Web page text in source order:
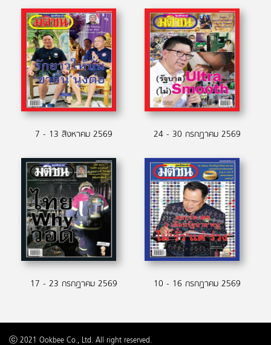
7 - 13 สิงหาคม 2569 24 - 30 กรกฏาคม 2569
17 - 23 กรกฏาคม 2569 10 - 16 กรกฏาคม 2569
ⓒ 2021 Ookbee Co., Ltd. All right reserved.